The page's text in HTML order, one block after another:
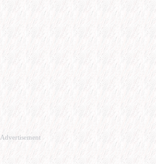
Advertisement